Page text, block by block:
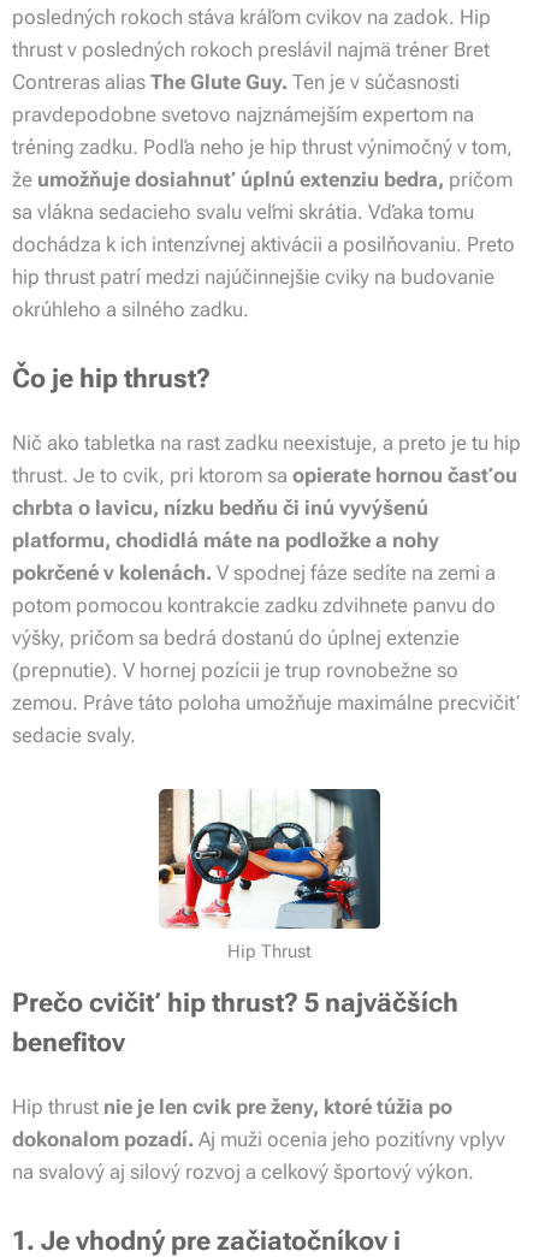
posledných rokoch stáva kráľom cvikov na zadok. Hip
thrust v posledných rokoch preslávil najmä tréner Bret
Contreras alias The Glute Guy. Ten je v súčasnosti
pravdepodobne svetovo najznámejším expertom na
tréning zadku. Podľa neho je hip thrust výnimočný v tom,
že umožňuje dosiahnuť úplnú extenziu bedra, pričom
sa vlákna sedacieho svalu veľmi skrátia. Vďaka tomu
dochádza k ich intenzívnej aktivácii a posilňovaniu. Preto
hip thrust patrí medzi najúčinnejšie cviky na budovanie
okrúhleho a silného zadku.
Čo je hip thrust?
Nič ako tabletka na rast zadku neexistuje, a preto je tu hip
thrust. Je to cvik, pri ktorom sa opierate hornou časťou
chrbta o lavicu, nízku bedňu či inú vyvýšenú
platformu, chodidlá máte na podložke a nohy
pokrčené v kolenách. V spodnej fáze sedíte na zemi a
potom pomocou kontrakcie zadku zdvihnete panvu do
výšky, pričom sa bedrá dostanú do úplnej extenzie
(prepnutie). V hornej pozícii je trup rovnobežne so
zemou. Práve táto poloha umožňuje maximálne precvičiť
sedacie svaly.
Hip Thrust
Prečo cvičiť hip thrust? 5 najväčších
benefitov
Hip thrust nie je len cvik pre ženy, ktoré túžia po
dokonalom pozadí. Aj muži ocenia jeho pozitívny vplyv
na svalový aj silový rozvoj a celkový športový výkon.
1. Je vhodný pre začiatočníkov i